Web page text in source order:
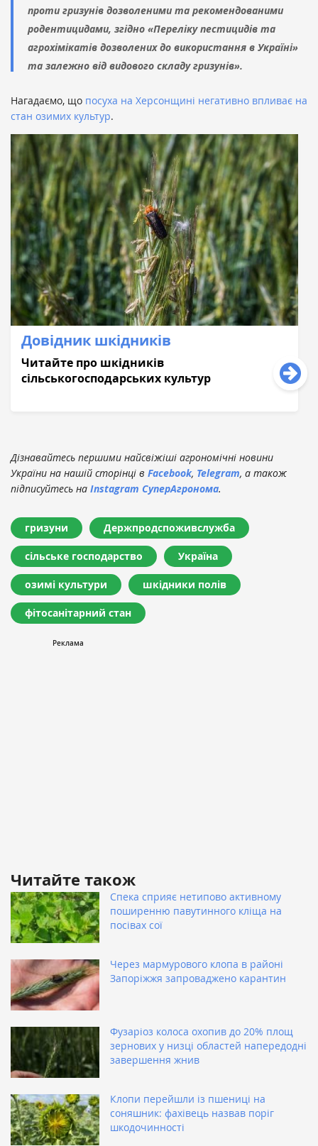
проти гризунів дозволеними та рекомендованими
родентицидами, згідно «Переліку пестицидів та
агрохімікатів дозволених до використання в Україні»
та залежно від видового складу гризунів».
Нагадаємо, що посуха на Херсонщині негативно впливає на
стан озимих культур.
Довідник шкідників
Читайте про шкідників
сільськогосподaрських культур
Дізнавайтесь першими найсвіжіші агрономічні новини
України на нашій сторінці в Facebook, Telegram, а також
підписуйтесь на Instagram СуперАгронома.
гризуни Держпродспоживслужба
сільське господарство Україна
озимі культури шкідники полів
фітосанітарний стан
Читайте також
Спека сприяє нетипово активному
поширенню павутинного кліща на
посівах сої
Через мармурового клопа в районі
Запоріжжя запроваджено карантин
Фузаріоз колоса охопив до 20% площ
зернових у низці областей напередодні
завершення жнив
Клопи перейшли із пшениці на
соняшник: фахівець назвав поріг
шкодочинності